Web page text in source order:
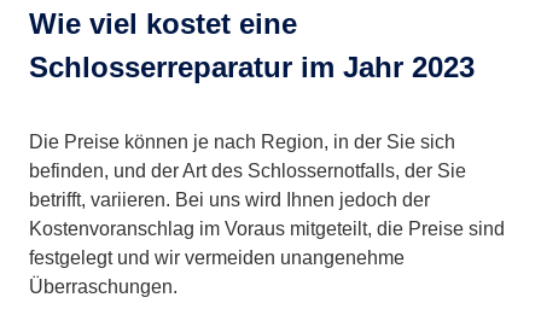
Wie viel kostet eine
Schlosserreparatur im Jahr 2023
Die Preise können je nach Region, in der Sie sich
befinden, und der Art des Schlossernotfalls, der Sie
betrifft, variieren. Bei uns wird Ihnen jedoch der
Kostenvoranschlag im Voraus mitgeteilt, die Preise sind
festgelegt und wir vermeiden unangenehme
Überraschungen.